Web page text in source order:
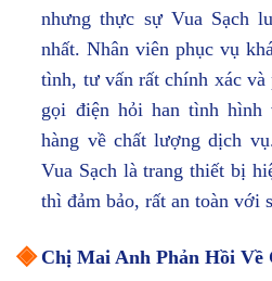
nhưng thực sự Vua Sạch
nhất. Nhân viên phục vụ
tình, tư vấn rất chính xác
gọi điện hỏi han tình hình
hàng về chất lượng dịch
Vua Sạch là trang thiết bị
thì đảm bảo, rất an toàn với
◈Chị Mai Anh Phản Hồi Về